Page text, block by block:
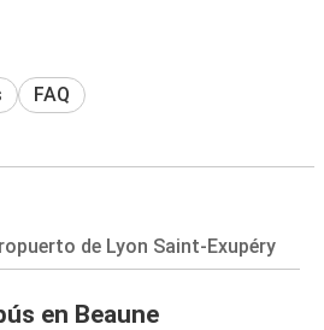
FAQ
de Lyon Saint-Exupéry
en Beaune